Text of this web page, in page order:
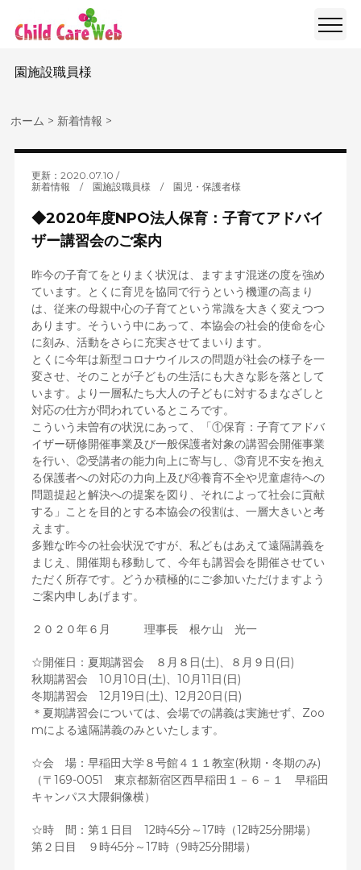
園施設職員様
ホーム > 新着情報 >
更新：2020.07.10
新着情報 / 園施設職員様 / 園児・保護者様
◆2020年度NPO法人保育：子育てアドバイ
ザー講習会のご案内
昨今の子育てをとりまく状況は、ますます混迷の度を強め
ています。とくに育児を協同で行うという機運の高まり
は、従来の母親中心の子育てという常識を大きく変えつつ
あります。そういう中にあって、本協会の社会的使命を心
に刻み、活動をさらに充実させてまいります。
とくに今年は新型コロナウイルスの問題が社会の様子を一
変させ、そのことが子どもの生活にも大きな影を落として
います。より一層私たち大人の子どもに対するまなざしと
対応の仕方が問われているところです。
こういう未曽有の状況にあって、「①保育：子育てアドバ
イザー研修開催事業及び一般保護者対象の講習会開催事業
を行い、②受講者の能力向上に寄与し、③育児不安を抱え
る保護者への対応の力向上及び④養育不全や児童虐待への
問題提起と解決への提案を図り、それによって社会に貢献
する」ことを目的とする本協会の役割は、一層大きいと考
えます。
多難な昨今の社会状況ですが、私どもはあえて遠隔講義を
まじえ、開催期も移動して、今年も講習会を開催させてい
ただく所存です。どうか積極的にご参加いただけますよう
ご案内申しあげます。
２０２０年６月 理事長 根ケ山 光一
☆開催日：夏期講習会 ８月８日(土)、８月９日(日)
秋期講習会 10月10日(土)、10月11日(日)
冬期講習会 12月19日(土)、12月20日(日)
＊夏期講習会については、会場での講義は実施せず、Zoo
mによる遠隔講義のみといたします。
☆会 場：早稲田大学８号館４１１教室(秋期・冬期のみ)
（〒169-0051 東京都新宿区西早稲田１－６－１ 早稲田
キャンパス大隈銅像横）
☆時 間：第１日目 12時45分～17時（12時25分開場）
第２日目 ９時45分～17時（9時25分開場）